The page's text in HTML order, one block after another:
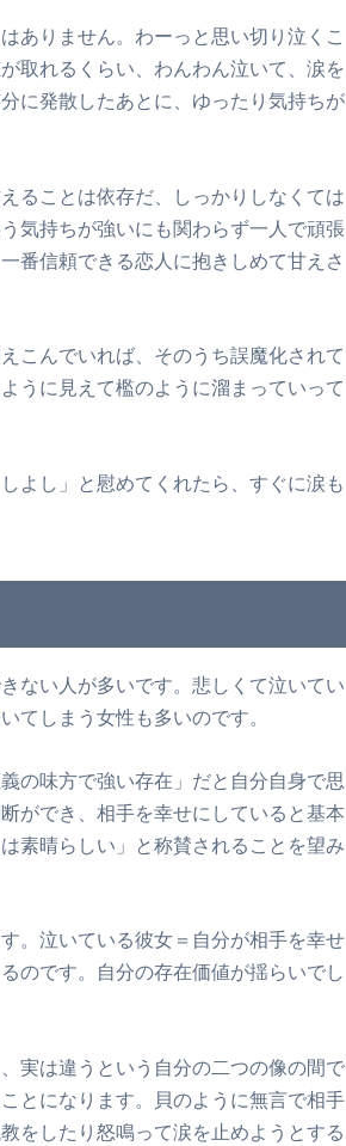
ありません。わーっと思い切り泣くこ
取れるくらい、わんわん泣いて、涙を
に発散したあとに、ゆったり気持ちが
ることは依存だ、しっかりしなくては
気持ちが強いにも関わらず一人で頑張
番信頼できる恋人に抱きしめて甘えさ
こんでいれば、そのうち誤魔化されて
うに見えて檻のように溜まっていって
よし」と慰めてくれたら、すぐに涙も
ない人が多いです。悲しくて泣いてい
てしまう女性も多いのです。
の味方で強い存在」だと自分自身で思
ができ、相手を幸せにしていると基本
素晴らしい」と称賛されることを望み
。泣いている彼女＝自分が相手を幸せ
のです。自分の存在価値が揺らいでし
実は違うという自分の二つの像の間で
とになります。貝のように無言で相手
をしたり怒鳴って涙を止めようとする